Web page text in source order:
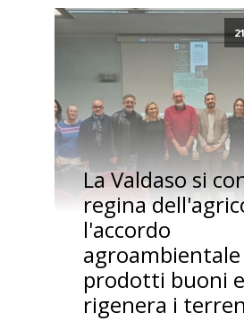
La Valdaso si
regina
l'accordo
agroambientale
prodotti buoni e
rigenera i